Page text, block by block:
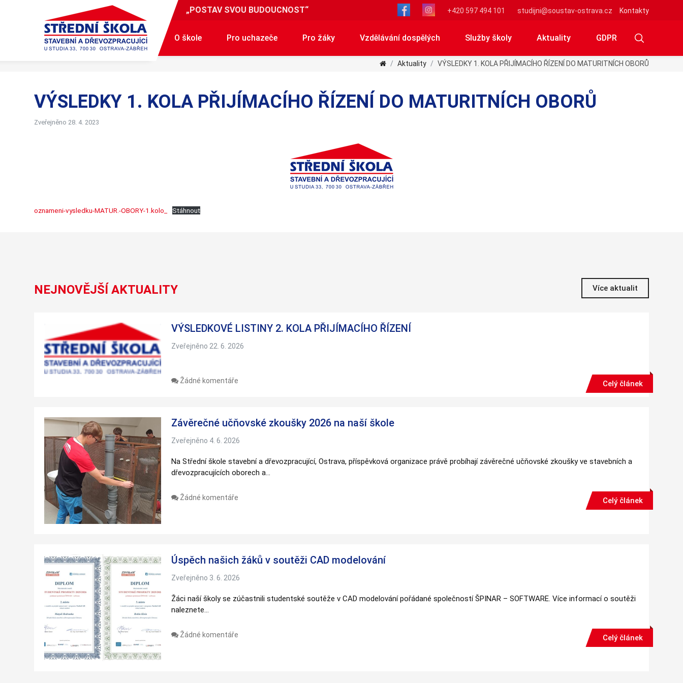
„POSTAV SVOU BUDOUCNOST“ +420 597 494 101 studijni@soustav-ostrava.cz Kontakty
O škole Pro uchazeče Pro žáky Vzdělávání dospělých Služby školy Aktuality GDPR
Aktuality VÝSLEDKY 1. KOLA PŘIJÍMACÍHO ŘÍZENÍ DO MATURITNÍCH OBORŮ
VÝSLEDKY 1. KOLA PŘIJÍMACÍHO ŘÍZENÍ DO MATURITNÍCH OBORŮ
Zveřejněno 28. 4. 2023
oznameni-vysledku-MATUR.-OBORY-1.kolo_ Stáhnout
NEJNOVĚJŠÍ AKTUALITY Více aktualit
VÝSLEDKOVÉ LISTINY 2. KOLA PŘIJÍMACÍHO ŘÍZENÍ
Zveřejněno 22. 6. 2026
Žádné komentáře Celý článek
Závěrečné učňovské zkoušky 2026 na naší škole
Zveřejněno 4. 6. 2026
Na Střední škole stavební a dřevozpracující, Ostrava, příspěvková organizace právě probíhají závěrečné učňovské zkoušky ve stavebních a
dřevozpracujících oborech a…
Žádné komentáře Celý článek
Úspěch našich žáků v soutěži CAD modelování
Zveřejněno 3. 6. 2026
Žáci naší školy se zúčastnili studentské soutěže v CAD modelování pořádané společností ŠPINAR – SOFTWARE. Více informací o soutěži
naleznete…
Žádné komentáře Celý článek
Jsou
nezbytné
mohli
webových
Uživatelská
zkušenost
stránky
fungovaly